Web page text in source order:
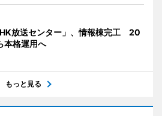
放送センター」、情報棟完工 20
本格運用へ
もっと見る